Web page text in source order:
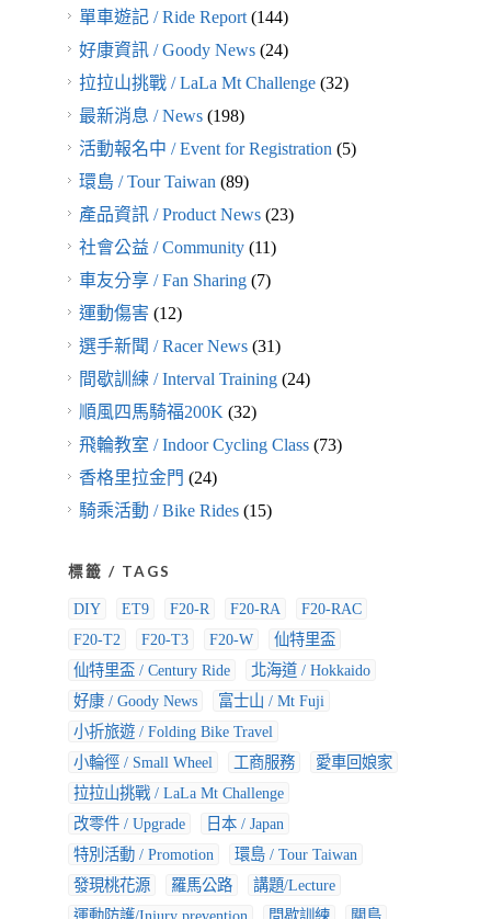
單車遊記 / Ride Report(144)
好康資訊 / Goody News(24)
拉拉山挑戰 / LaLa Mt Challenge(32)
最新消息 / News(198)
活動報名中 / Event for Registration(5)
環島 / Tour Taiwan(89)
產品資訊 / Product News(23)
社會公益 / Community(11)
車友分享 / Fan Sharing(7)
運動傷害(12)
選手新聞 / Racer News(31)
間歇訓練 / Interval Training(24)
順風四馬騎福200K(32)
飛輪教室 / Indoor Cycling Class(73)
香格里拉金門 (24)
騎乘活動 / Bike Rides(15)
標籤 / TAGS
DIY ET9 F20-R F20-RA
F20-RAC
F20-T2
F20-T3 F20-W
仙特里盃
仙特里盃 / Century Ride
北海道 / Hokkaido
好康 / Goody News
富士山 / Mt Fuji
小折旅遊 / Folding Bike Travel
小輪徑 / Small Wheel
工商服務
愛車回娘家
拉拉山挑戰 / LaLa Mt Challenge
改零件 / Upgrade
日本 / Japan
特別活動 / Promotion
環島 / Tour Taiwan
發現桃花源
羅馬公路
講題/Lecture